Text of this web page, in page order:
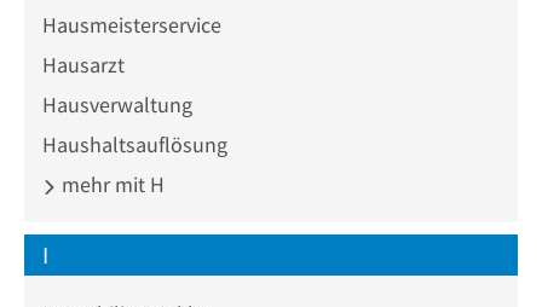
Hausmeisterservice
Hausarzt
Hausverwaltung
Haushaltsauflösung
mehr mit H
I